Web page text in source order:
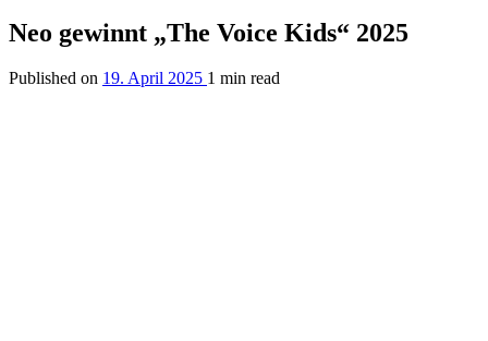
Neo gewinnt „The Voice Kids“ 2025
Published on 19. April 2025 1 min read